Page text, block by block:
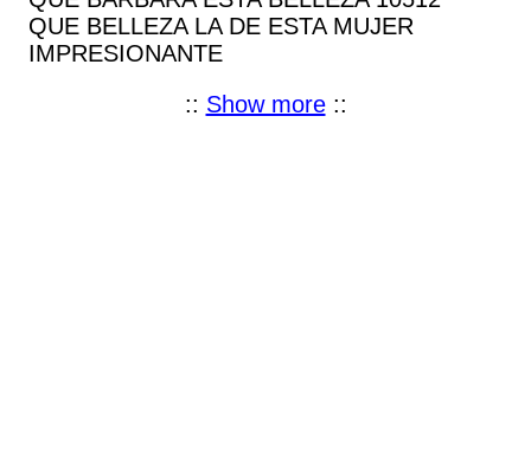
QUE BELLEZA LA DE ESTA MUJER
IMPRESIONANTE
:: Show more::